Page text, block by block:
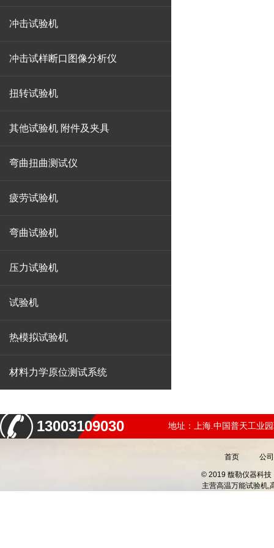
冲击试验机
冲击试样断口图像分析仪
扭转试验机
其他试验机 附件及夹具
弯曲扭曲测试仪
疲劳试验机
弯曲试验机
压力试验机
试验机
热模拟试验机
材料力学原位测试系统
13003109030 地址：上海.中国普天工业
首页 公
© 2019 馥勒仪器科技
主营高温万能试验机,